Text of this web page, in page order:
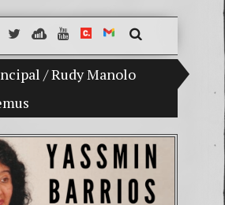
/Rudy Manolo
Vladimir Bitkov, una promesa
Una